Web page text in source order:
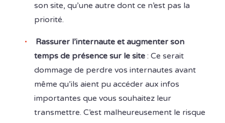
son site, qu’une autre dont ce n’est pas la
priorité.
Rassurer l’internaute et augmenter son
temps de présence sur le site : Ce serait
dommage de perdre vos internautes avant
même qu’ils aient pu accéder aux infos
importantes que vous souhaitez leur
transmettre. C’est malheureusement le risque